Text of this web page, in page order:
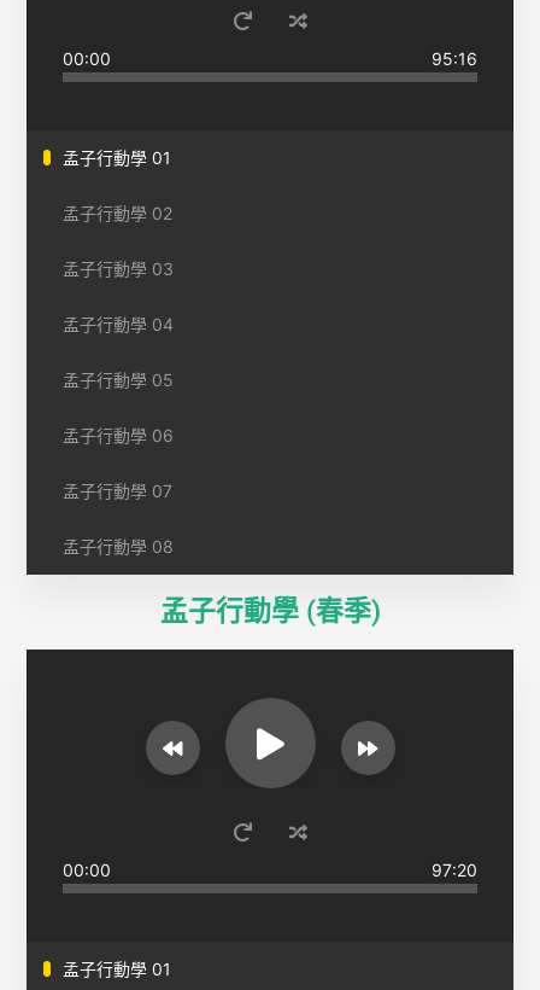
00:00 95:16
孟子行動學 01
孟子行動學 02
孟子行動學 03
孟子行動學 04
孟子行動學 05
孟子行動學 06
孟子行動學 07
孟子行動學 08
孟子行動學 (春季)
00:00 97:20
孟子行動學 01